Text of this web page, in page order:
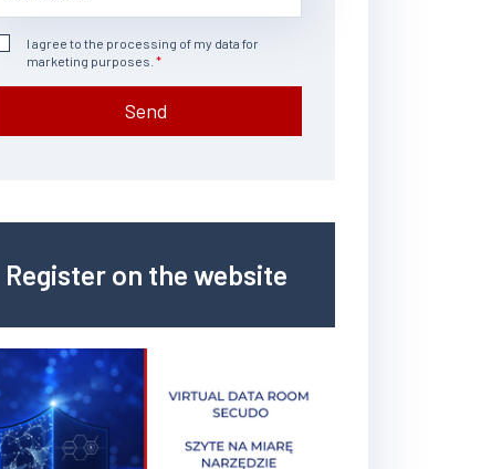
I agree to the processing of my data for
marketing purposes.
Send
Register on the website